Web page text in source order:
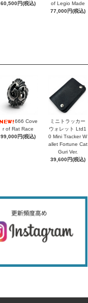
60,500円(税込)
of Legio Made
77,000円(税込)
666 Cove
r of Rat Race
99,000円(税込)
ミニトラッカー
ウォレット Ltd1
0 Mini Tracker W
allet Fortune Cat
Guri Ver.
39,600円(税込)